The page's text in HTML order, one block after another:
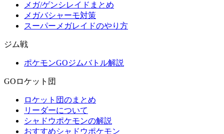
メガ/ゲンシレイドまとめ
メガバシャーモ対策
スーパーメガレイドのやり方
ジム戦
ポケモンGOジムバトル解説
GOロケット団
ロケット団のまとめ
リーダーについて
シャドウポケモンの解説
おすすめシャドウポケモン